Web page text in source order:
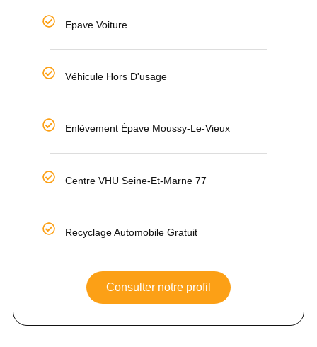
Epave Voiture
Véhicule Hors D'usage
Enlèvement Épave Moussy-Le-Vieux
Centre VHU Seine-Et-Marne 77
Recyclage Automobile Gratuit
Consulter notre profil